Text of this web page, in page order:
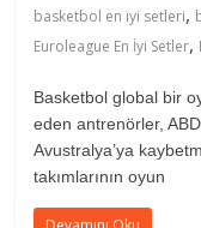
basketbol en iyi setleri,
Euroleague En İyi Setler,
Basketbol global bir
eden antrenörler,
Avustralya’ya
takımlarının oyun